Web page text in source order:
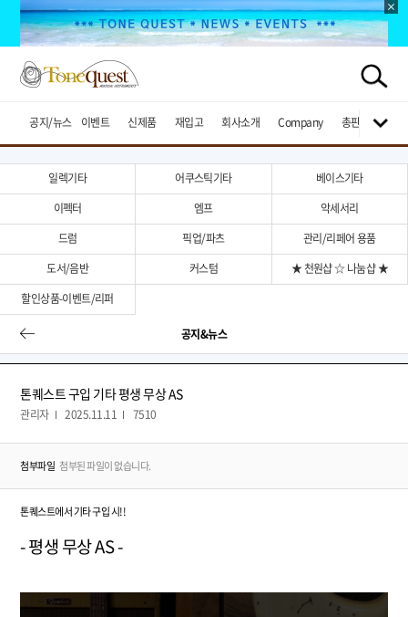
공지/뉴스 이벤트 신제품 재입고 회사소개 Company 총판브랜드
일렉기타 어쿠스틱기타
베이스기타
이펙터
엠프
악세서리
드럼
픽업/파츠
관리/리페어 용품
도서/음반
커스텀
★ 천원샵 ☆ 나눔샵 ★
할인상품-이벤트/리퍼
공지&뉴스
톤퀘스트 구입 기타 평생 무상 AS
관리자 2025.11.11 7510
첨부파일 첨부된 파일이 없습니다.
톤퀘스트에서 기타 구입 시!!
- 평생 무상 AS -